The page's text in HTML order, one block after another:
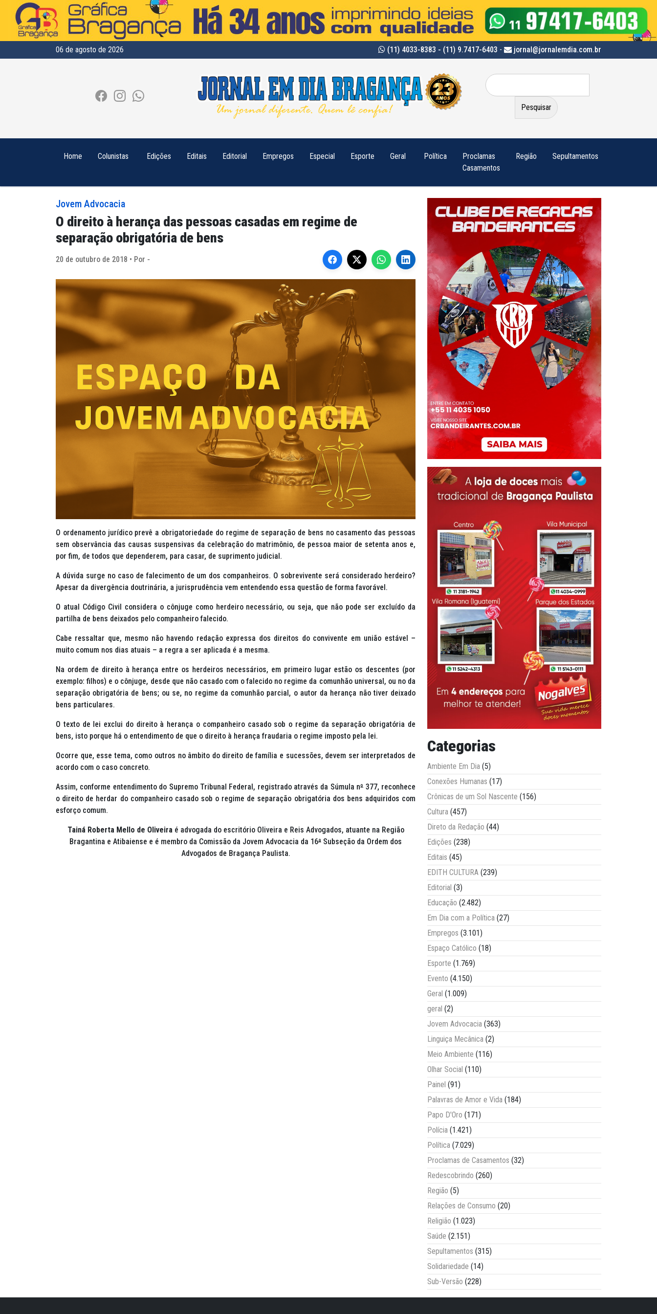
06 de agosto de 2026 (11) 4033-8383 - (11) 9.7417-6403 - jornal@jornalemdia.com.br
Pesquisar
por:
Home Colunistas Edições Editais Editorial Empregos Especial Esporte Geral Política
Proclamas
Casamentos
Região Sepultamentos
Jovem Advocacia
O direito à herança das pessoas casadas em regime de
separação obrigatória de bens
20 de outubro de 2018 • Por -
O ordenamento jurídico prevê a obrigatoriedade do regime de separação de bens no casamento das pessoas
sem observância das causas suspensivas da celebração do matrimônio, de pessoa maior de setenta anos e,
por fim, de todos que dependerem, para casar, de suprimento judicial.
A dúvida surge no caso de falecimento de um dos companheiros. O sobrevivente será considerado herdeiro?
Apesar da divergência doutrinária, a jurisprudência vem entendendo essa questão de forma favorável.
O atual Código Civil considera o cônjuge como herdeiro necessário, ou seja, que não pode ser excluído da
partilha de bens deixados pelo companheiro falecido.
Cabe ressaltar que, mesmo não havendo redação expressa dos direitos do convivente em união estável –
muito comum nos dias atuais – a regra a ser aplicada é a mesma.
Na ordem de direito à herança entre os herdeiros necessários, em primeiro lugar estão os descentes (por
exemplo: filhos) e o cônjuge, desde que não casado com o falecido no regime da comunhão universal, ou no da
separação obrigatória de bens; ou se, no regime da comunhão parcial, o autor da herança não tiver deixado
bens particulares.
O texto de lei exclui do direito à herança o companheiro casado sob o regime da separação obrigatória de
bens, isto porque há o entendimento de que o direito à herança fraudaria o regime imposto pela lei.
Ocorre que, esse tema, como outros no âmbito do direito de família e sucessões, devem ser interpretados de
acordo com o caso concreto.
Assim, conforme entendimento do Supremo Tribunal Federal, registrado através da Súmula nº377, reconhece
o direito de herdar do companheiro casado sob o regime de separação obrigatória dos bens adquiridos com
esforço comum.
Tainá Roberta Mello de Oliveiraé advogada do escritório Oliveira e Reis Advogados, atuante na Região
Bragantina e Atibaiense e é membro da Comissão da Jovem Advocacia da 16ª Subseção da Ordem dos
Advogados de Bragança Paulista.
Categorias
Ambiente Em Dia (5)
Conexões Humanas (17)
Crônicas de um Sol Nascente (156)
Cultura (457)
Direto da Redação (44)
Edições (238)
Editais (45)
EDITH CULTURA (239)
Editorial (3)
Educação (2.482)
Em Dia com a Política (27)
Empregos (3.101)
Espaço Católico (18)
Esporte (1.769)
Evento (4.150)
Geral (1.009)
geral (2)
Jovem Advocacia (363)
Linguiça Mecânica (2)
Meio Ambiente (116)
Olhar Social (110)
Painel (91)
Palavras de Amor e Vida (184)
Papo D'Oro (171)
Polícia (1.421)
Política (7.029)
Proclamas de Casamentos (32)
Redescobrindo (260)
Região (5)
Relações de Consumo (20)
Religião (1.023)
Saúde (2.151)
Sepultamentos (315)
Solidariedade (14)
Sub-Versão (228)